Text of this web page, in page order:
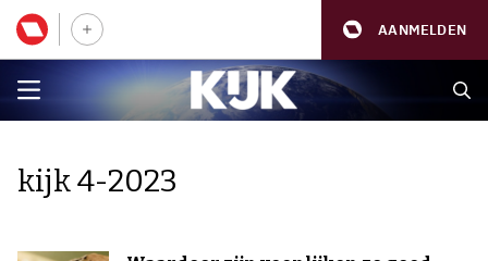
AANMELDEN
kijk 4-2023